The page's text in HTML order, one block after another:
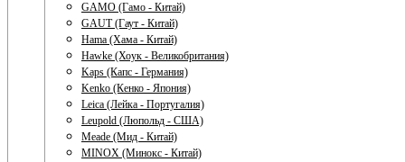
GAMO (Гамо - Китай)
GAUT (Гаут - Китай)
Hama (Хама - Китай)
Hawke (Хоук - Великобритания)
Kaps (Капс - Германия)
Kenko (Кенко - Япония)
Leica (Лейка - Португалия)
Leupold (Люпольд - США)
Meade (Мид - Китай)
MINOX (Минокс - Китай)